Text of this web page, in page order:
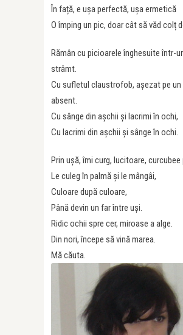
În față, e ușa perfectă, ușa ermetică
O împing un pic, doar cât să văd colț
Rămân cu picioarele înghesuite într-
strâmt.
Cu sufletul claustrofob, așezat pe
absent.
Cu sânge din așchii și lacrimi în ochi,
Cu lacrimi din așchii și sânge în ochi.
Prin ușă, îmi curg, lucitoare, curcubee
Le culeg în palmă și le mângâi,
Culoare după culoare,
Până devin un far între uși.
Ridic ochii spre cer, miroase a alge.
Din nori, începe să vină marea.
Mă căuta.